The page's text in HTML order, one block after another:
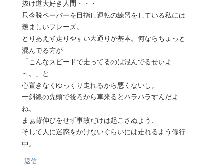
抜け道大好き人間・・・
只今脱ペーパーを目指し運転の練習をしている私には
羨ましいフレーズ。
とりあえず走りやすい大通りが基本。何ならちょっと
混んでる方が
「こんなスピードで走ってるのは混んでるせいよ
～。」と
心置きなくゆっくり走れるから悪くないし。
一斜線の先頭で後ろから車来るとハラハラすんだよ
ね。
まぁ背伸びをせず事故だけは起こさぬよう、
そして人に迷惑をかけないぐらいには走れるよう修行
中。
返信